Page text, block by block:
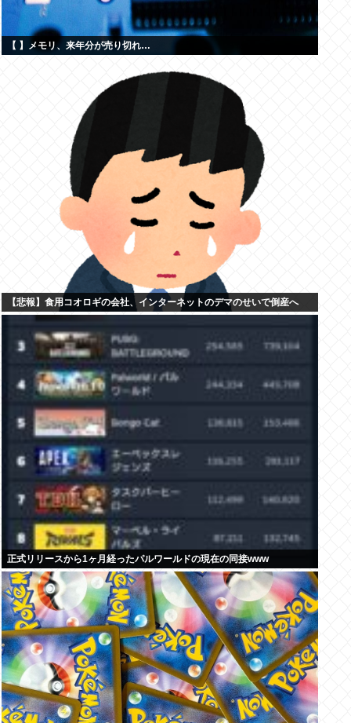
【 】メモリ、来年分が売り切れ…
【悲報】食用コオロギの会社、インターネットのデマのせいで倒産へ
正式リリースから1ヶ月経ったパルワールドの現在の同接www